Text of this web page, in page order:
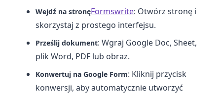
Wejdź na stronęFormswrite: Otwórz stronę i
skorzystaj z prostego interfejsu.
Prześlij dokument: Wgraj Google Doc, Sheet,
plik Word, PDF lub obraz.
Konwertuj na Google Form: Kliknij przycisk
konwersji, aby automatycznie utworzyć